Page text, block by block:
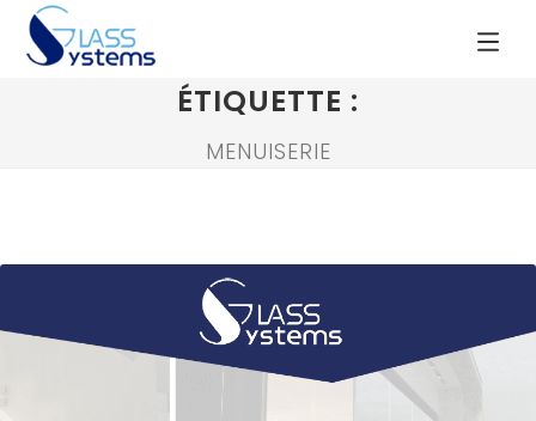
ÉTIQUETTE :
MENUISERIE